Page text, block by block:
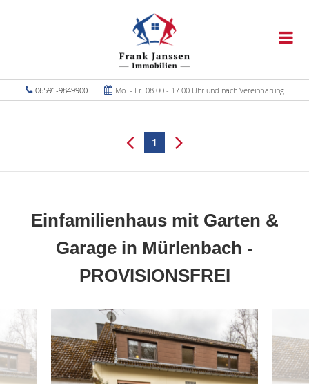
06591-9849900 Mo. - Fr. 08.00 - 17.00 Uhr und nach Vereinbarung
1
Einfamilienhaus mit Garten &
Garage in Mürlenbach -
PROVISIONSFREI